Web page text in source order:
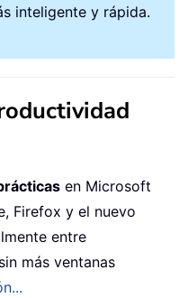
inteligente y rápida.
en Microsoft
Firefox y el nuevo
entre
más ventanas